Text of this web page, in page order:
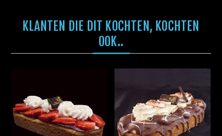
KLANTEN DIE DIT KOCHTEN, KOCHTEN
OOK..